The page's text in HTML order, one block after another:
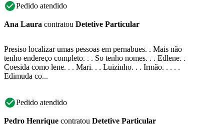
Pedido atendido
Ana Laura contratou Detetive Particular
Presiso localizar umas pessoas em pernabues. . Mais não
tenho endereço completo. . . So tenho nomes. . . Edlene. .
Coesida como lene. . . Mari. . . Luizinho. . . Irmão. . . . .
Edimuda co...
Pedido atendido
Pedro Henrique contratou Detetive Particular